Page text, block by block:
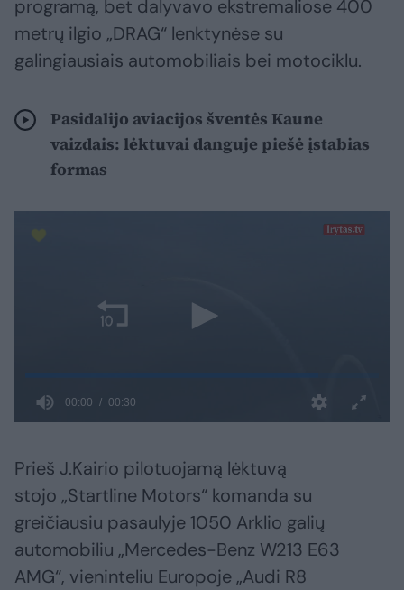
programą, bet dalyvavo ekstremaliose 400
metrų ilgio „DRAG“ lenktynėse su
galingiausiais automobiliais bei motociklu.
Pasidalijo aviacijos šventės Kaune
vaizdais: lėktuvai danguje piešė įstabias
formas
Prieš J.Kairio pilotuojamą lėktuvą
stojo „Startline Motors“ komanda su
greičiausiu pasaulyje 1050 Arklio galių
automobiliu „Mercedes-Benz W213 E63
AMG“, vieninteliu Europoje „Audi R8